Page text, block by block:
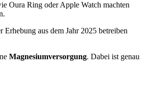
Oura Ring oder Apple Watch machten
aus dem Jahr 2025 betreiben
Magnesiumversorgung. Dabei ist genau